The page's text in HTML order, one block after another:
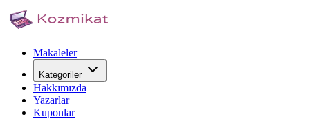
Makaleler
Kategoriler
Hakkımızda
Yazarlar
Kuponlar